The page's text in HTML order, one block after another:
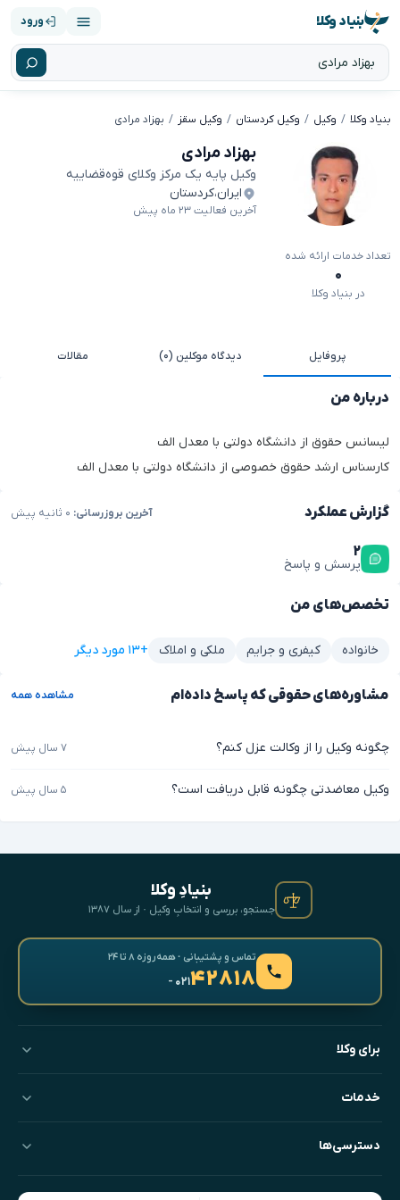
بنیاد وکلا ورود
بنیاد وکلا وکیل وکیل کردستان وکیل سقز بهزاد مرادی
بهزاد مرادی
وکیل پایه یک مرکز وکلای قوه‌قضاییه
ایران،کردستان
آخرین فعالیت ۲۳ ماه پیش
تعداد خدمات ارائه شده
۰
در بنیاد وکلا
پروفایل دیدگاه موکلین (۰) مقالات
درباره من
لیسانس حقوق از دانشگاه دولتی با معدل الف
کارسناس ارشد حقوق خصوصی از دانشگاه دولتی با معدل الف
گزارش عملکرد آخرین بروزرسانی:
۲
پرسش و پاسخ
تخصص‌های من
خانواده کیفری و جرایم ملکی و املاک +۱۳ مورد دیگر
مشاوره‌های حقوقی که پاسخ داده‌ام مشاهده همه
چگونه وکیل را از وکالت عزل کنم؟ ۷ سال پیش
وکیل معاضدتی چگونه قابل دریافت است؟ ۵ سال پیش
بنیادِ وکلا
جستجو، بررسی و انتخابِ وکیل · از سال ۱۳۸۷
تماس و پشتیبانی · همه‌روزه ۸ تا ۲۴
۴۲۸۱۸- ۰۲۱
برای وکلا
خدمات
دسترسی‌ها